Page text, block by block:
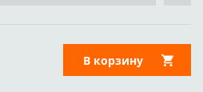
В корзину